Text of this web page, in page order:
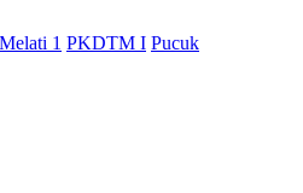
1 PKDTM I Pucuk